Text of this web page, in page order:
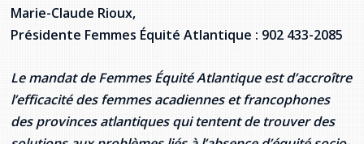
Marie-Claude Rioux,
Présidente Femmes Équité Atlantique : 902 433-2085
Le mandat de Femmes Équité Atlantique est d’accroître
l’efficacité des femmes acadiennes et francophones
des provinces atlantiques qui tentent de trouver des